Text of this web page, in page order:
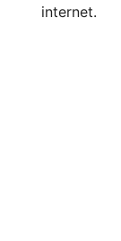
internet.